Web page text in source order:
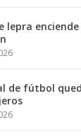
lepra
de fútbol